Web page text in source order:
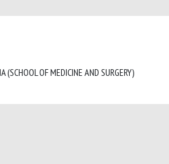
(SCHOOL OF MEDICINE AND SURGERY)